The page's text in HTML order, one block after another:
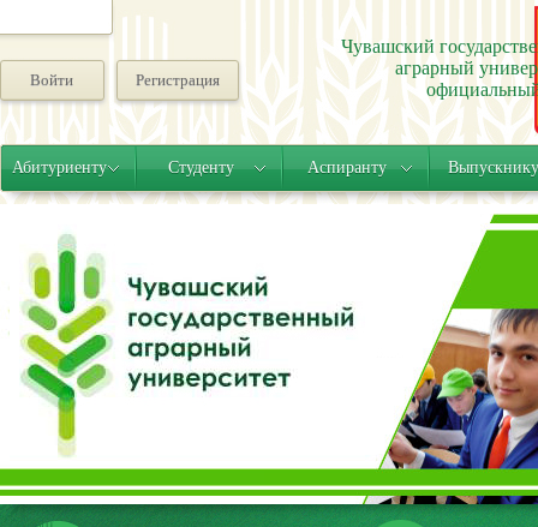
Войти Регистрация
Чувашский
аграрный
Абитуриенту Студенту Аспиранту